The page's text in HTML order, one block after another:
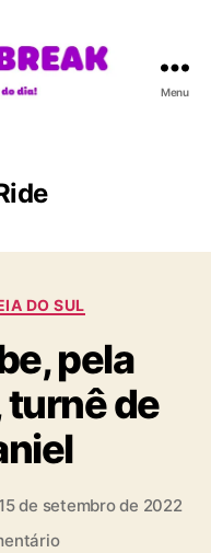
Menu
DO SUL
pela
turnê de
15 de setembro de 2022
e